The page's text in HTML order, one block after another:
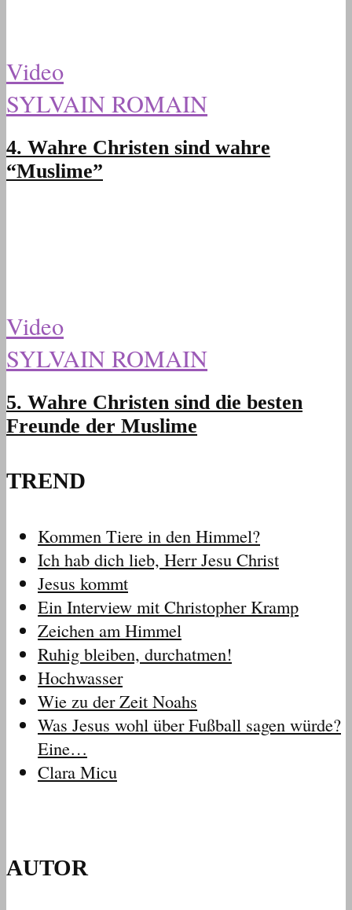
Video
SYLVAIN ROMAIN
4. Wahre Christen sind wahre
“Muslime”
Video
SYLVAIN ROMAIN
5. Wahre Christen sind die besten
Freunde der Muslime
TREND
Kommen Tiere in den Himmel?
Ich hab dich lieb, Herr Jesu Christ
Jesus kommt
Ein Interview mit Christopher Kramp
Zeichen am Himmel
Ruhig bleiben, durchatmen!
Hochwasser
Wie zu der Zeit Noahs
Was Jesus wohl über Fußball sagen würde?
Eine…
Clara Micu
AUTOR